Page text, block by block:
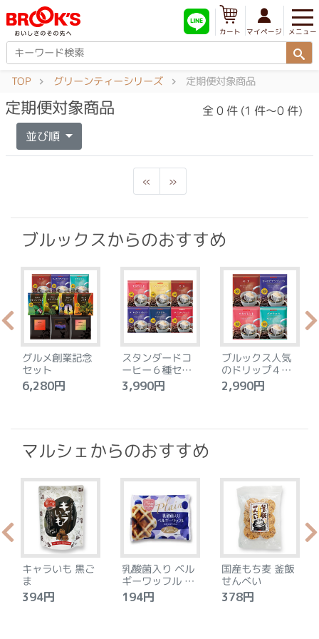
メニュー
マイページ
カート
TOP グリーンティーシリーズ 定期便対象商品
定期便対象商品 全 0 件 (1 件～0 件)
並び順
« Previous
»Next
ブルックスからのおすすめ
グルメ創業記念
セット
6,280円
スタンダードコ
ーヒー６種セッ
ト
3,990円
ブルックス人気
のドリップ４種
セット
2,990円
マルシェからのおすすめ
キャラいも 黒ご
ま
394円
乳酸菌入り ベル
ギーワッフル プ
レーン
194円
国産もち麦 釜飯
せんべい
378円